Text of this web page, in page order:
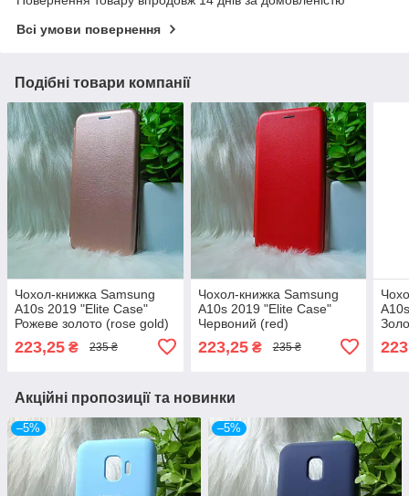
Всі умови повернення
Подібні товари компанії
Чохол-книжка Samsung
A10s 2019 "Elite Case"
Рожеве золото (rose gold)
223,25 ₴ 235 ₴
Чохол-книжка Samsung
A10s 2019 "Elite Case"
Червоний (red)
223,25₴ 235 ₴
Акційні пропозиції та новинки
–5% –5%